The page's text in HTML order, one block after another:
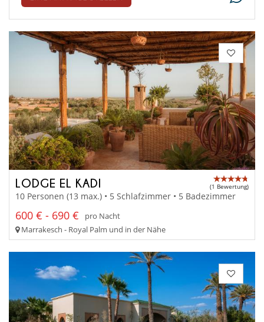
LODGE EL KADI (1 Bewertung)
10 Personen (13 max.) • 5 Schlafzimmer • 5 Badezimmer
600 € - 690 €
pro Nacht
Marrakesch - Royal Palm und in der Nähe